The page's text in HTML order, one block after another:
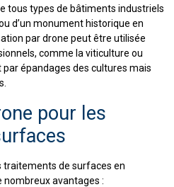
tous types de bâtiments industriels
d’un monument historique en
par drone peut être utilisée
comme la viticulture ou
par épandages des cultures mais
pour les
traitements de surfaces en
nombreux avantages :